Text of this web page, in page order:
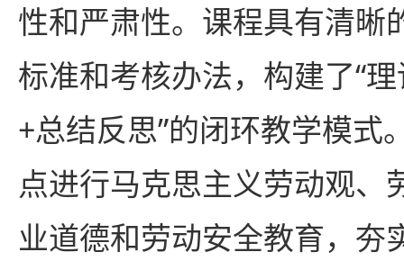
性和严肃性。课程具有清晰
标准和考核办法，构建了“
+总结反思”的闭环教学模式
点进行马克思主义劳动观、
业道德和劳动安全教育，夯